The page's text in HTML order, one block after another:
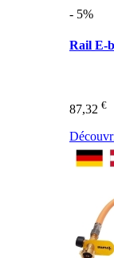
- 5%
Rail E-
87,32 €